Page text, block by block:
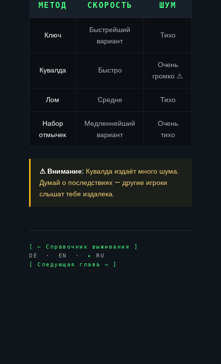
МЕТОД СКОРОСТЬ ШУМ
Ключ
Быстрейший
вариант
Тихо
Кувалда Быстро
Очень
громко ⚠
Лом Средне Тихо
Набор
отмычек
Медленнейший
вариант
Очень
тихо
⚠ Внимание: Кувалда издаёт много шума.
Думай о последствиях — другие игроки
слышат тебя издалека.
[ ← Справочник выживания ]
DE
· EN · ▸
RU
[ Следующая глава → ]